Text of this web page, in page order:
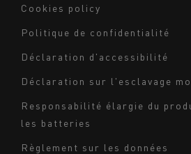
bas
de
page
-
Milieu
Cookies policy
Politique de confidentialité
Déclaration d'accessibilité
Déclaration sur l'esclavage
Responsabilité élargie du
les batteries
Règlement sur les données